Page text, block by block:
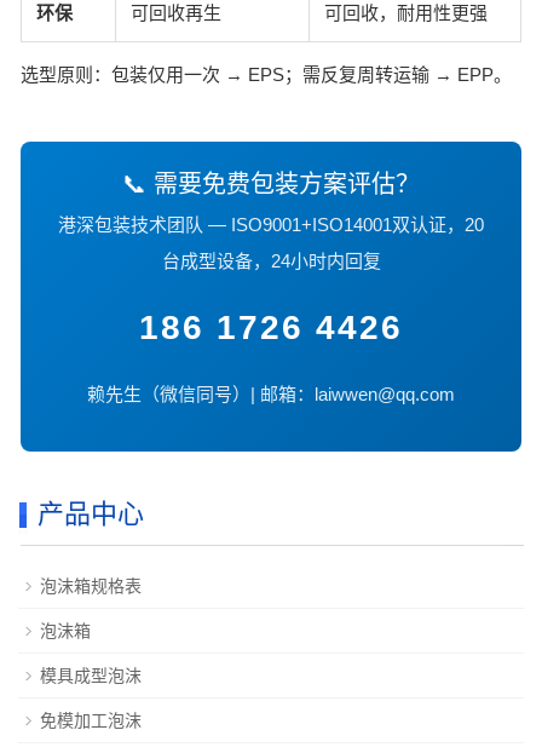
环保 可回收再生 可回收，耐用性更强
选型原则：包装仅用一次 → EPS；需反复周转运输 → EPP。
📞 需要免费包装方案评估？
港深包装技术团队 — ISO9001+ISO14001双认证，20
台成型设备，24小时内回复
186 1726 4426
赖先生（微信同号）| 邮箱：laiwwen@qq.com
产品中心
泡沫箱规格表
泡沫箱
模具成型泡沫
免模加工泡沫